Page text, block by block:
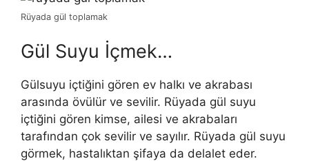
Rüyada gül toplamak
Gül Suyu İçmek…
Gülsuyu içtiğini gören ev halkı ve akrabası
arasında övülür ve sevilir. Rüyada gül suyu
içtiğini gören kimse, ailesi ve akrabaları
tarafından çok sevilir ve sayılır. Rüyada gül suyu
görmek, hastalıktan şifaya da delalet eder.